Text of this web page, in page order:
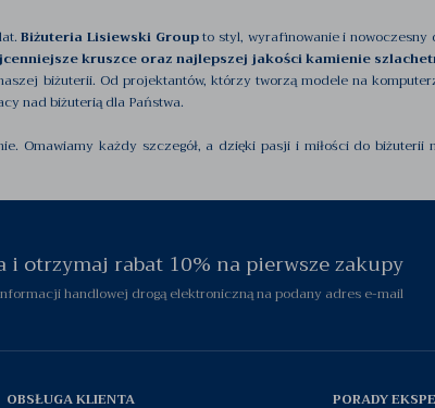
Biżuteria Lisiewski Groupto styl, wyrafinowanie i nowoczesny
kruszce oraz najlepszej jakości kamienie
biżuterii. Od projektantów, którzy tworzą modele na
nad biżuterią dla Państwa.
Omawiamy każdy szczegół, a dzięki pasji i miłości do
klienta również w pełni oddaje się temu co robi, kocha i szanuje
w poszukiwaniu najcenniejszych szafirów, szmaragdów,
kamieni i metali szlachetnych.
i otrzymaj rabat 10% na pierwsze zakupy
handlowej drogą elektroniczną na podany adres e-mail
OBSŁUGA KLIENTA PORADY